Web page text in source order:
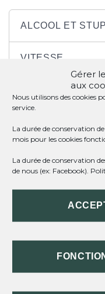
Gérer
aux
Nous utilisons des cookies
service.
La durée de conservation
mois pour les cookies
La durée de conservation
de nous (ex: Facebook).
ALCOOL ET
VITESSE
CIRCULATION,
COMPORTEMENT
ÉQUIPEMENTS :